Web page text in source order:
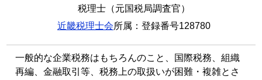
税理士（元国税局調査官）
近畿税理士会所属：登録番号128780
一般的な企業税務はもちろんのこと、国際税務、組織
再編、金融取引等、税務上の取扱いが困難・複雑とさ